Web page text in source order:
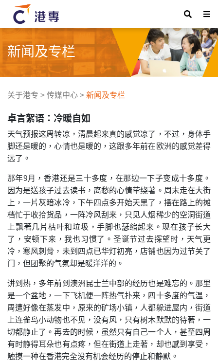
新闻及专栏
关于港专 >传媒中心>新闻及专栏
卓言絮语：冷暖自如
天气预报这周转凉，淸晨起来真的感觉凉了，不过，身体手
脚还是暖的，心情也是暖的，这跟多年前在欧洲的感觉差得
远了。
那年9月，香港还是三十多度，在那边一下子变成十多度。
因为是送孩子过去读书，离愁的心情荦绕著。周末走在大街
上，一片灰暗冰冷，下午四点多开始天黑了，摆在路上的摊
档忙于收拾货品，一阵冷风刮来，只见人烟稀少的空洞街道
上飘著几片枯叶和垃圾，手脚也瑟缩起来。现在孩子长大
了，安顿下来，我也习惯了。圣诞节过去探望时，天气更
冷，寒风刺骨，未到四点已华灯初亮，店铺也因为过节关了
门，但团聚的气氛却是暖洋洋的。
讲到热，多年前到澳洲昆士兰中部的经历也是难忘的。那里
是一个盆地，一下飞机便一阵热气扑来，四十多度的气温，
周遭好像在蒸发中，原来的矿场小镇，人都躲进屋内，街道
上连雀鸟小动物也不见，没有风，只有树木默默的待著，一
切都静止了。再去的时候，虽然只有自己一个人，甚至四周
有时静得耳朵也有点疼，但在街道上走著，却也感到享受，
触摸一种在香港完全没有机会经历的停止和静默。